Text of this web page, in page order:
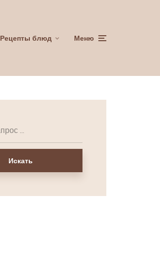
Рецепты блюд Меню
Искать